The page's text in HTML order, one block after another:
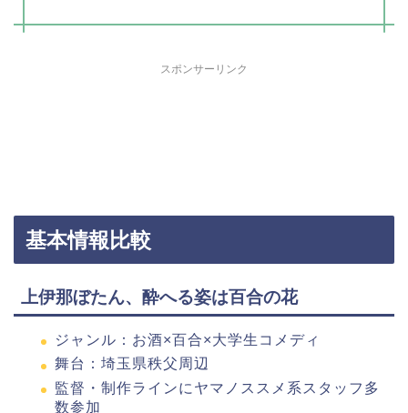
スポンサーリンク
基本情報比較
上伊那ぼたん、酔へる姿は百合の花
ジャンル：お酒×百合×大学生コメディ
舞台：埼玉県秩父周辺
監督・制作ラインにヤマノススメ系スタッフ多
数参加